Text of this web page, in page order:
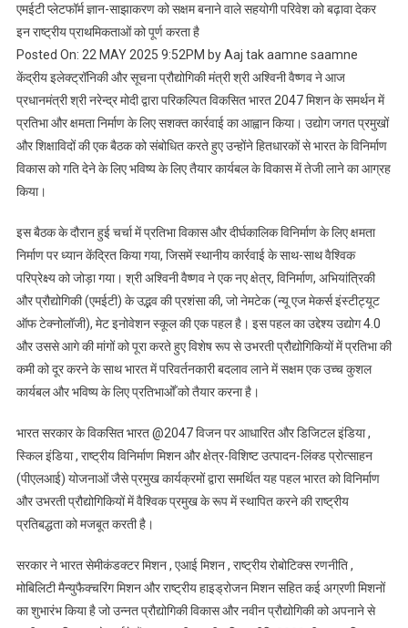
सामंजस्य
का
उल्लेख
किया
एमईटी प्लेटफॉर्म ज्ञान-साझाकरण को सक्षम बनाने वाले सहयोगी परिवेश को बढ़ावा देकर
इन राष्ट्रीय प्राथमिकताओं को पूर्ण करता है
Posted On: 22 MAY 2025 9:52PM by Aaj tak aamne saamne
केंद्रीय इलेक्ट्रॉनिकी और सूचना प्रौद्योगिकी मंत्री श्री अश्विनी वैष्णव ने आज
प्रधानमंत्री श्री नरेन्द्र मोदी द्वारा परिकल्पित विकसित भारत 2047 मिशन के समर्थन में
प्रतिभा और क्षमता निर्माण के लिए सशक्त कार्रवाई का आह्वान किया। उद्योग जगत प्रमुखों
और शिक्षाविदों की एक बैठक को संबोधित करते हुए उन्होंने हितधारकों से भारत के विनिर्माण
विकास को गति देने के लिए भविष्य के लिए तैयार कार्यबल के विकास में तेजी लाने का आग्रह
किया।
इस बैठक के दौरान हुई चर्चा में प्रतिभा विकास और दीर्घकालिक विनिर्माण के लिए क्षमता
निर्माण पर ध्यान केंद्रित किया गया, जिसमें स्थानीय कार्रवाई के साथ-साथ वैश्विक
परिप्रेक्ष्य को जोड़ा गया। श्री अश्विनी वैष्णव ने एक नए क्षेत्र, विनिर्माण, अभियांत्रिकी
और प्रौद्योगिकी (एमईटी) के उद्भव की प्रशंसा की, जो नेमटेक (न्यू एज मेकर्स इंस्टीट्यूट
ऑफ टेक्नोलॉजी), मेट इनोवेशन स्कूल की एक पहल है। इस पहल का उद्देश्य उद्योग 4.0
और उससे आगे की मांगों को पूरा करते हुए विशेष रूप से उभरती प्रौद्योगिकियों में प्रतिभा की
कमी को दूर करने के साथ भारत में परिवर्तनकारी बदलाव लाने में सक्षम एक उच्च कुशल
कार्यबल और भविष्य के लिए प्रतिभाओँ को तैयार करना है।
भारत सरकार के विकसित भारत @2047 विजन पर आधारित और डिजिटल इंडिया ,
स्किल इंडिया , राष्ट्रीय विनिर्माण मिशन और क्षेत्र-विशिष्ट उत्पादन-लिंक्ड प्रोत्साहन
(पीएलआई) योजनाओं जैसे प्रमुख कार्यक्रमों द्वारा समर्थित यह पहल भारत को विनिर्माण
और उभरती प्रौद्योगिकियों में वैश्विक प्रमुख के रूप में स्थापित करने की राष्ट्रीय
प्रतिबद्धता को मजबूत करती है।
सरकार ने भारत सेमीकंडक्टर मिशन , एआई मिशन , राष्ट्रीय रोबोटिक्स रणनीति ,
मोबिलिटी मैन्युफैक्चरिंग मिशन और राष्ट्रीय हाइड्रोजन मिशन सहित कई अग्रणी मिशनों
का शुभारंभ किया है जो उन्नत प्रौद्योगिकी विकास और नवीन प्रौद्योगिकी को अपनाने से